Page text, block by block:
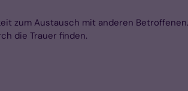
zum Austausch mit anderen
die Trauer finden.